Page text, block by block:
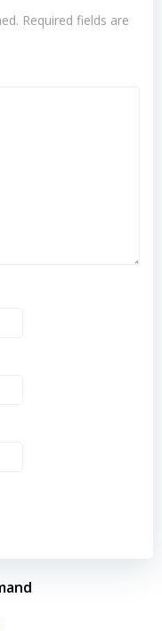
Required fields are